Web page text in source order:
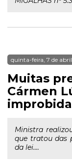
quinta-feira, 7 de
Muitas
Cármen
Ministra
que tratou das
da lei....